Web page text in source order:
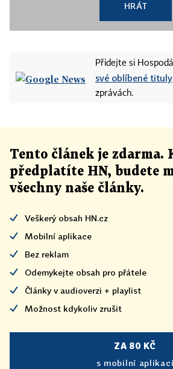
HRÁT
Přidejte si
své oblíbené tituly
zprávách.
Tento článek je zdarma.
předplatíte HN, budete
všechny naše články.
Veškerý obsah HN.cz
Mobilní aplikace
Bez reklam
Odemykejte obsah pro přátele
Články v audioverzi + playlist
Možnost kdykoliv zrušit
ZA 80 KČ
s mobilní aplikací